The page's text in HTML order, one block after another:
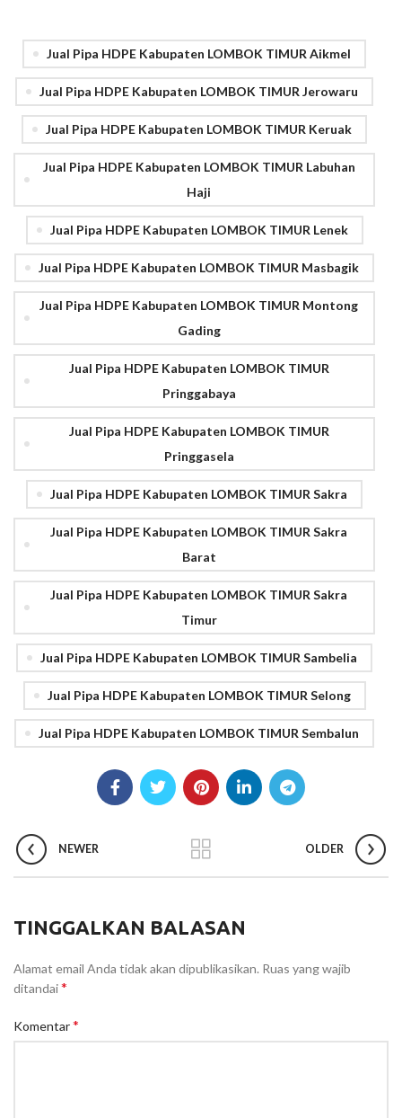
Jual Pipa HDPE Kabupaten LOMBOK TIMUR Aikmel
Jual Pipa HDPE Kabupaten LOMBOK TIMUR Jerowaru
Jual Pipa HDPE Kabupaten LOMBOK TIMUR Keruak
Jual Pipa HDPE Kabupaten LOMBOK TIMUR Labuhan
Haji
Jual Pipa HDPE Kabupaten LOMBOK TIMUR Lenek
Jual Pipa HDPE Kabupaten LOMBOK TIMUR Masbagik
Jual Pipa HDPE Kabupaten LOMBOK TIMUR Montong
Gading
Jual Pipa HDPE Kabupaten LOMBOK TIMUR
Pringgabaya
Jual Pipa HDPE Kabupaten LOMBOK TIMUR
Pringgasela
Jual Pipa HDPE Kabupaten LOMBOK TIMUR Sakra
Jual Pipa HDPE Kabupaten LOMBOK TIMUR Sakra
Barat
Jual Pipa HDPE Kabupaten LOMBOK TIMUR Sakra
Timur
Jual Pipa HDPE Kabupaten LOMBOK TIMUR Sambelia
Jual Pipa HDPE Kabupaten LOMBOK TIMUR Selong
Jual Pipa HDPE Kabupaten LOMBOK TIMUR Sembalun
NEWER OLDER
TINGGALKAN BALASAN
Alamat email Anda tidak akan dipublikasikan. Ruas yang wajib
ditandai*
Komentar*